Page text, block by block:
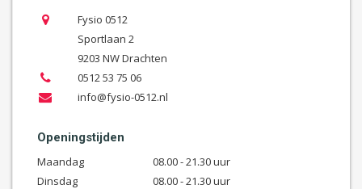
Fysio 0512
Sportlaan 2
9203 NW Drachten
0512 53 75 06
info@fysio-0512.nl
Openingstijden
Maandag
08.00 - 21.30 uur
Dinsdag
08.00 - 21.30 uur